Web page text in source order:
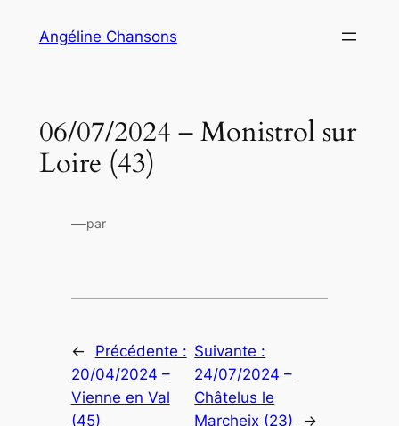
Angéline Chansons
06/07/2024 – Monistrol sur
Loire (43)
—par
←
Précédente :
20/04/2024 –
Vienne en Val
(45)
Suivante :
24/07/2024 –
Châtelus le
Marcheix (23)
→